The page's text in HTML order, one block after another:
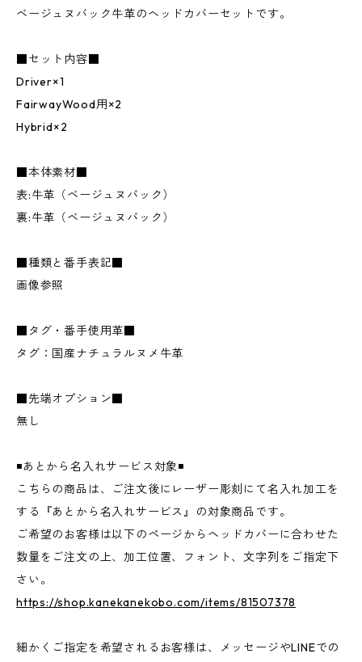
ベージュヌバック牛革のヘッドカバーセットです。
■セット内容■
Driver×1
FairwayWood用×2
Hybrid×2
■本体素材■
表:牛革（ベージュヌバック）
裏:牛革（ベージュヌバック）
■種類と番手表記■
画像参照
■タグ・番手使用革■
タグ：国産ナチュラルヌメ牛革
■先端オプション■
無し
◾️あとから名入れサービス対象◾️
こちらの商品は、ご注文後にレーザー彫刻にて名入れ加工を
する『あとから名入れサービス』の対象商品です。
ご希望のお客様は以下のページからヘッドカバーに合わせた
数量をご注文の上、加工位置、フォント、文字列をご指定下
さい。
https://shop.kanekanekobo.com/items/81507378
細かくご指定を希望されるお客様は、メッセージやLINEでの